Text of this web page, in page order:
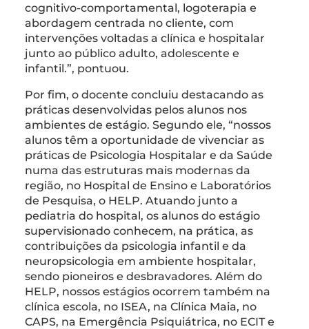
cognitivo-comportamental, logoterapia e
abordagem centrada no cliente, com
intervenções voltadas a clínica e hospitalar
junto ao público adulto, adolescente e
infantil.”, pontuou.
Por fim, o docente concluiu destacando as
práticas desenvolvidas pelos alunos nos
ambientes de estágio. Segundo ele, “nossos
alunos têm a oportunidade de vivenciar as
práticas de Psicologia Hospitalar e da Saúde
numa das estruturas mais modernas da
região, no Hospital de Ensino e Laboratórios
de Pesquisa, o HELP. Atuando junto a
pediatria do hospital, os alunos do estágio
supervisionado conhecem, na prática, as
contribuições da psicologia infantil e da
neuropsicologia em ambiente hospitalar,
sendo pioneiros e desbravadores. Além do
HELP, nossos estágios ocorrem também na
clínica escola, no ISEA, na Clínica Maia, no
CAPS, na Emergência Psiquiátrica, no ECIT e